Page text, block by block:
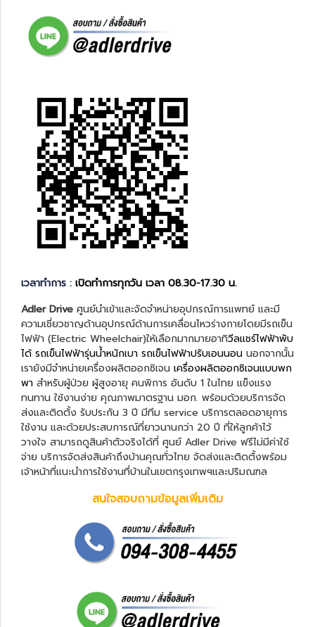
เวลาทำการ : เปิดทำการทุกวัน เวลา 08.30-17.30 น.
Adler Drive ศูนย์นำเข้าและจัดจำหน่ายอุปกรณ์การแพทย์ และมี
ความเชี่ยวชาญด้านอุปกรณ์ด้านการเคลื่อนไหวร่างกายโดยมีรถเข็น
ไฟฟ้า (Electric Wheelchair)ให้เลือกมากมายอาทิวีลแชร์ไฟฟ้าพับ
ได้ รถเข็นไฟฟ้ารุ่นน้ำหนักเบา รถเข็นไฟฟ้าปรับเอนนอน นอกจากนั้น
เรายังมีจำหน่ายเครื่องผลิตออกซิเจน เครื่องผลิตออกซิเจนแบบพก
พา สำหรับผู้ป่วย ผู้สูงอายุ คนพิการ อันดับ 1 ในไทย แข็งแรง
ทนทาน ใช้งานง่าย คุณภาพมาตรฐาน มอก. พร้อมด้วยบริการจัด
ส่งและติดตั้ง รับประกัน 3 ปี มีทีม service บริการตลอดอายุการ
ใช้งาน และด้วยประสบการณ์ที่ยาวนานกว่า 20 ปี ที่ให้ลูกค้าไว้
วางใจ สามารถดูสินค้าตัวจริงได้ที่ ศูนย์ Adler Drive ฟรีไม่มีค่าใช้
จ่าย บริการจัดส่งสินค้าถึงบ้านคุณทั่วไทย จัดส่งและติดตั้งพร้อม
เจ้าหน้าที่แนะนำการใช้งานที่บ้านในเขตกรุงเทพฯและปริมณฑล
สนใจสอบถามข้อมูลเพิ่มเติม